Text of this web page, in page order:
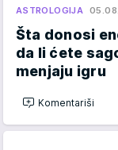
ASTROLOGIJA
Šta donosi
da li ćete
menjaju igru
Komentariši